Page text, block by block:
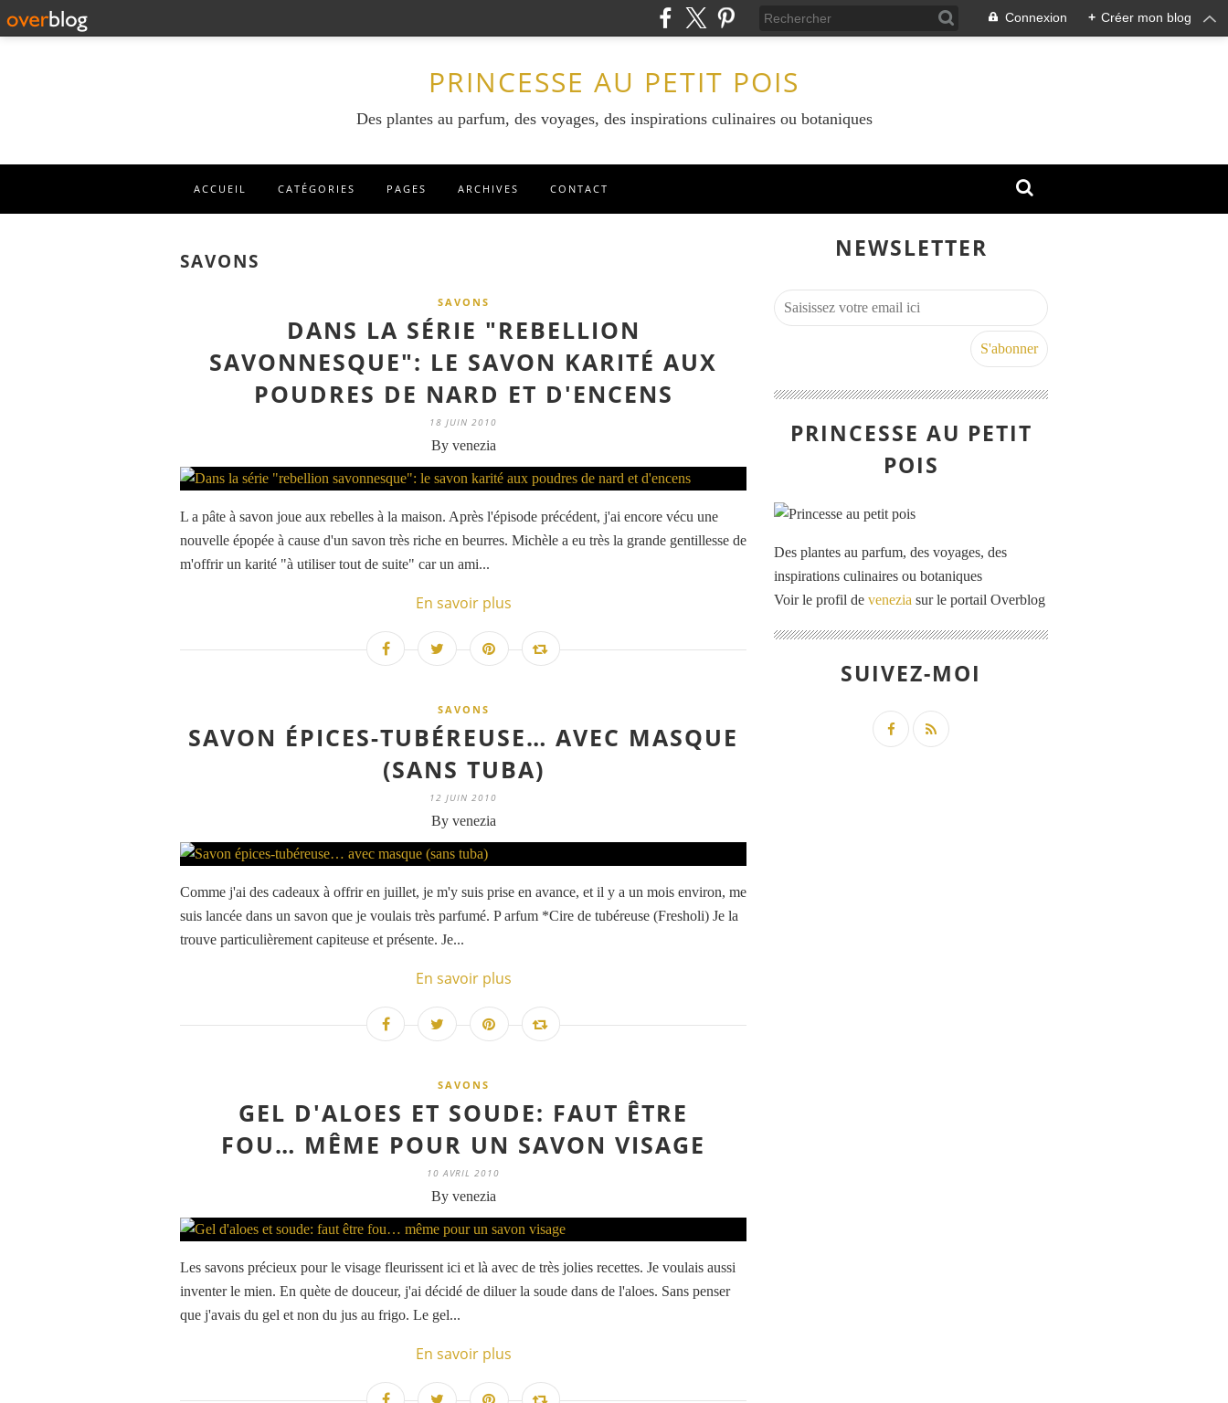
Connexion + Créer mon blog
PRINCESSE AU PETIT POIS
Des plantes au parfum, des voyages, des inspirations culinaires ou botaniques
ACCUEIL CATÉGORIES PAGES ARCHIVES CONTACT
SAVONS
SAVONS
DANS LA SÉRIE "REBELLION
SAVONNESQUE": LE SAVON KARITÉ AUX
POUDRES DE NARD ET D'ENCENS
18 JUIN 2010
By venezia
L a pâte à savon joue aux rebelles à la maison. Après l'épisode précédent, j'ai encore vécu une
nouvelle épopée à cause d'un savon très riche en beurres. Michèle a eu très la grande gentillesse de
m'offrir un karité "à utiliser tout de suite" car un ami...
En savoir plus
SAVONS
SAVON ÉPICES-TUBÉREUSE… AVEC MASQUE
(SANS TUBA)
12 JUIN 2010
By venezia
Comme j'ai des cadeaux à offrir en juillet, je m'y suis prise en avance, et il y a un mois environ, me
suis lancée dans un savon que je voulais très parfumé. P arfum *Cire de tubéreuse (Fresholi) Je la
trouve particulièrement capiteuse et présente. Je...
En savoir plus
SAVONS
GEL D'ALOES ET SOUDE: FAUT ÊTRE
FOU… MÊME POUR UN SAVON VISAGE
10 AVRIL 2010
By venezia
Les savons précieux pour le visage fleurissent ici et là avec de très jolies recettes. Je voulais aussi
inventer le mien. En quète de douceur, j'ai décidé de diluer la soude dans de l'aloes. Sans penser
que j'avais du gel et non du jus au frigo. Le gel...
En savoir plus
NEWSLETTER
PRINCESSE AU PETIT
POIS
Des plantes au parfum, des voyages, des
inspirations culinaires ou botaniques
Voir le profil de venezia sur le portail Overblog
SUIVEZ-MOI